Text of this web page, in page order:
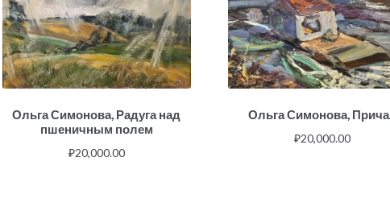
Ольга Симонова, Радуга над
пшеничным полем
₽20,000.00
Ольга Симонова,
₽20,000.00